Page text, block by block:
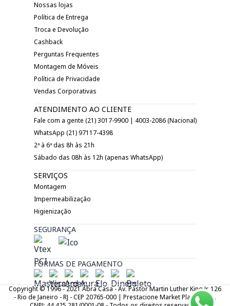
Nossas lojas
Política de Entrega
Troca e Devolução
Cashback
Perguntas Frequentes
Montagem de Móveis
Política de Privacidade
Vendas Corporativas
ATENDIMENTO AO CLIENTE
Fale com a gente (21) 3017-9900 | 4003-2086 (Nacional)
WhatsApp (21) 97117-4398
2ª à 6ª das 8h às 21h
Sábado das 08h às 12h (apenas WhatsApp)
SERVIÇOS
Montagem
Impermeabilização
Higienização
SEGURANÇA
FORMAS DE PAGAMENTO
Copyright © 1996 - 2021 Abra Casa - Av. Pastor Martin Luther King Jr. 126
- Rio de Janeiro - RJ - CEP 20765-000 | Prestacione Market Place LTDA.